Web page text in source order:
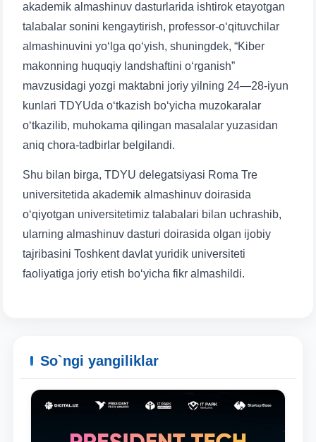
Pochta
yuborish
akademik almashinuv dasturlarida ishtirok etayotgan
talabalar sonini kengaytirish, professor-oʻqituvchilar
almashinuvini yoʻlga qoʻyish, shuningdek, “Kiber
makonning huquqiy landshaftini o‘rganish”
mavzusidagi yozgi maktabni joriy yilning 24—28-iyun
kunlari TDYUda oʻtkazish boʻyicha muzokaralar
o‘tkazilib, muhokama qilingan masalalar yuzasidan
aniq chora-tadbirlar belgilandi.
Shu bilan birga, TDYU delegatsiyasi Roma Tre
universitetida akademik almashinuv doirasida
oʻqiyotgan universitetimiz talabalari bilan uchrashib,
ularning almashinuv dasturi doirasida olgan ijobiy
tajribasini Toshkent davlat yuridik universiteti
faoliyatiga joriy etish boʻyicha fikr almashildi.
So`ngi yangiliklar